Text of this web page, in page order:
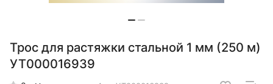
Трос для растяжки стальной 1 мм (250 м)
УТ000016939